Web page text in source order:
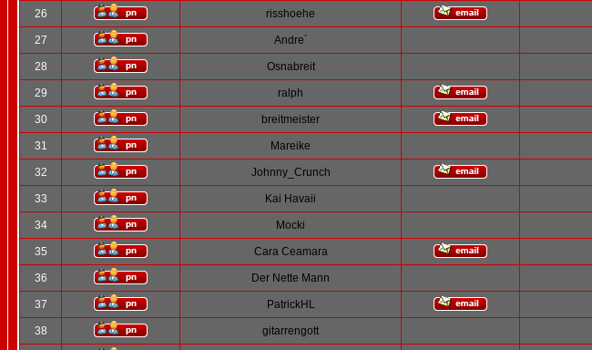
26 risshoehe
27 Andre´
28 Osnabreit
29 ralph
30 breitmeister
31 Mareike
32 Johnny_Crunch
33 Kai Havaii
34 Mocki
35 Cara Ceamara
36 Der Nette Mann
37 PatrickHL
38 gitarrengott